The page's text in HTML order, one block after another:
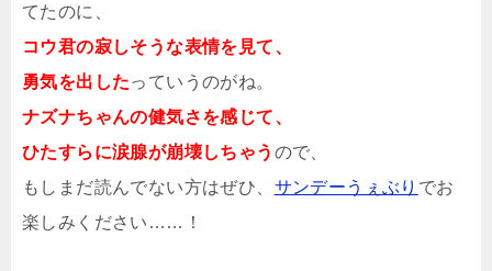
てたのに、
コウ君の寂しそうな表情を見て、
勇気を出したっていうのがね。
ナズナちゃんの健気さを感じて、
ひたすらに涙腺が崩壊しちゃう ので、
もしまだ読んでない方はぜひ、 サンデーうぇぶり でお
楽しみください……！